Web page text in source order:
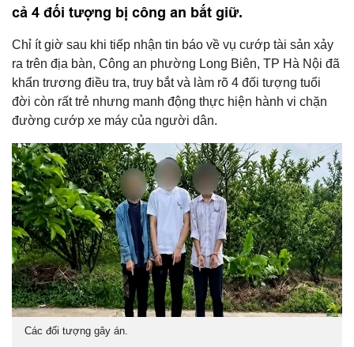
cả 4 đối tượng bị công an bắt giữ.
Chỉ ít giờ sau khi tiếp nhận tin báo về vụ cướp tài sản xảy
ra trên địa bàn, Công an phường Long Biên, TP Hà Nội đã
khẩn trương điều tra, truy bắt và làm rõ 4 đối tượng tuổi
đời còn rất trẻ nhưng manh động thực hiện hành vi chặn
đường cướp xe máy của người dân.
Các đối tượng gây án.